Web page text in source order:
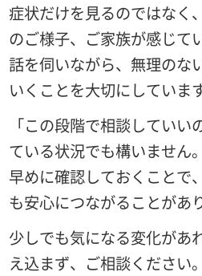
症状だけを見るのではなく
のご様子、ご家族が感じて
話を伺いながら、無理のな
いくことを大切にしていま
「この段階で相談してい
ている状況でも構いません。
早めに確認しておくことで
も安心につながることがあ
少しでも気になる変化があ
え込まず、ご相談ください。